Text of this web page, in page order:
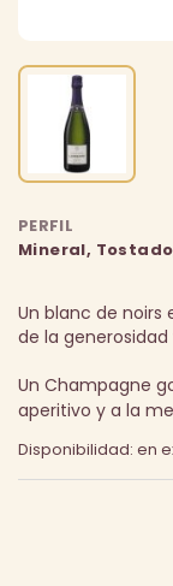
PERFIL
Mineral,
Un blanc de noirs
de la generosidad
Un Champagne
aperitivo y a la
Disponibilidad: en